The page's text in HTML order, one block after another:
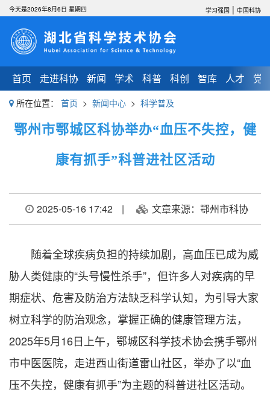
首页 走进科协 新闻 学术 科普 科创 智库 人才 党
今天是2026年8月6日 星期四 学习强国 | 中国科协
所在位置： 首页 > 新闻中心 > 科学普及
鄂州市鄂城区科协举办“血压不失控，健
康有抓手”科普进社区活动
2025-05-16 17:42 | 文章来源：鄂州市科协
随着全球疾病负担的持续加剧，高血压已成为威
胁人类健康的“头号慢性杀手”，但许多人对疾病的早
期症状、危害及防治方法缺乏科学认知，为引导大家
树立科学的防治观念，掌握正确的健康管理方法，
2025年5月16日上午，鄂城区科学技术协会携手鄂州
市中医医院，走进西山街道雷山社区，举办了以“血
压不失控，健康有抓手”为主题的科普进社区活动。